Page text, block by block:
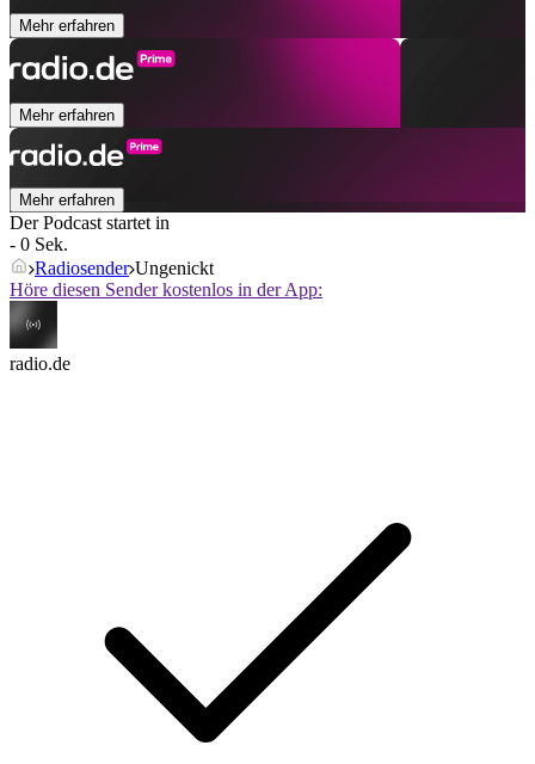
Mehr erfahren
Mehr erfahren
Mehr erfahren
Der Podcast startet in
- 0 Sek.
Radiosender Ungenickt
Höre diesen Sender kostenlos in der App:
radio.de